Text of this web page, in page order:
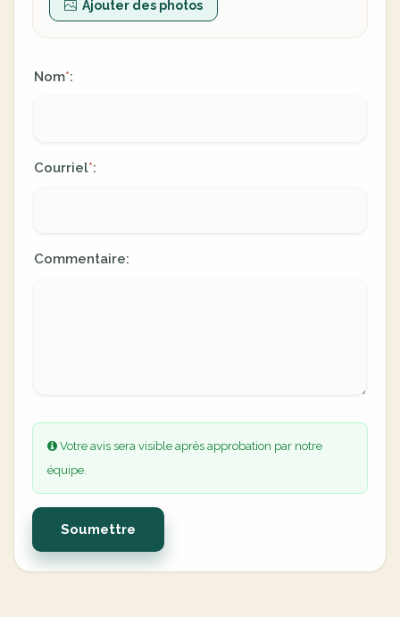
Ajouter des photos
Nom*:
Courriel*:
Commentaire:
Votre avis sera visible après approbation par notre
équipe.
Soumettre